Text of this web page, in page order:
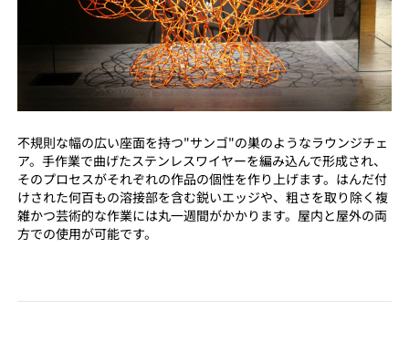
不規則な幅の広い座面を持つ"サンゴ"の巣のようなラウンジチェ
ア。手作業で曲げたステンレスワイヤーを編み込んで形成され、
そのプロセスがそれぞれの作品の個性を作り上げます。はんだ付
けされた何百もの溶接部を含む鋭いエッジや、粗さを取り除く複
雑かつ芸術的な作業には丸一週間がかかります。屋内と屋外の両
方での使用が可能です。